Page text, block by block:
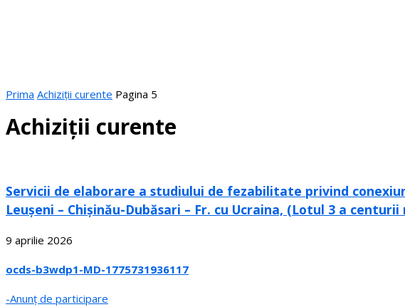
Prima Achiziții curente Pagina 5
Achiziții curente
Servicii de elaborare a studiului de fezabilitate privind
Leușeni – Chișinău-Dubăsari – Fr. cu Ucraina, (Lotul 3 a centurii
9 aprilie 2026
ocds-b3wdp1-MD-1775731936117
-Anunț de participare